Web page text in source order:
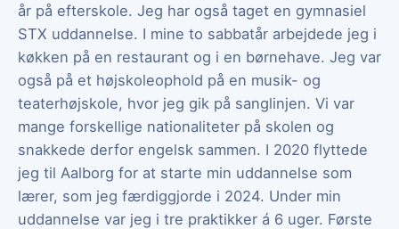
år på efterskole. Jeg har også taget en gymnasiel
STX uddannelse. I mine to sabbatår arbejdede jeg i
køkken på en restaurant og i en børnehave. Jeg var
også på et højskoleophold på en musik- og
teaterhøjskole, hvor jeg gik på sanglinjen. Vi var
mange forskellige nationaliteter på skolen og
snakkede derfor engelsk sammen. I 2020 flyttede
jeg til Aalborg for at starte min uddannelse som
lærer, som jeg færdiggjorde i 2024. Under min
uddannelse var jeg i tre praktikker á 6 uger. Første